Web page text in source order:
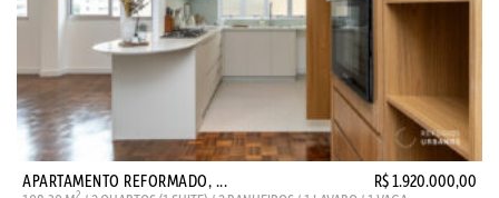
APARTAMENTO REFORMADO, ... R$ 1.920.000,00